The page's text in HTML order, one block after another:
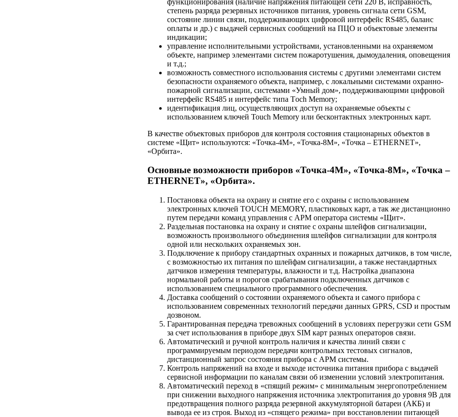
степень разряда резервных источников питания, уровень сигнала сети GSM,
состояние линии связи, поддерживающих цифровой интерфейс RS485, баланс
оплаты и др.) с выдачей сервисных сообщений на ПЦО и объектовые элементы
индикации;
управление исполнительными устройствами, установленными на охраняемом
объекте, например элементами систем пожаротушения, дымоудаления, оповещения
и т.д.;
возможность совместного использования системы с другими элементами систем
безопасности охраняемого объекта, например, с локальными системами охранно-
пожарной сигнализации, системами «Умный дом», поддерживающими цифровой
интерфейс RS485 и интерфейс типа Тoch Мemory;
идентификация лиц, осуществляющих доступ на охраняемые объекты с
использованием ключей Touch Memory или бесконтактных электронных карт.
В качестве объектовых приборов для контроля состояния стационарных объектов в
системе «Щит» используются: «Точка-4М», «Точка-8М», «Точка – ETHERNET»,
«Орбита».
Основные возможности приборов «Точка-4М», «Точка-8М», «Точка –
ETHERNET», «Орбита».
Постановка объекта на охрану и снятие его с охраны с использованием
электронных ключей TOUCH MEMORY, пластиковых карт, а так же дистанционно
путем передачи команд управления с АРМ оператора системы «Щит».
Раздельная постановка на охрану и снятие с охраны шлейфов сигнализации,
возможность произвольного объединения шлейфов сигнализации для контроля
одной или нескольких охраняемых зон.
Подключение к прибору стандартных охранных и пожарных датчиков, в том числе,
с возможностью их питания по шлейфам сигнализации, а также нестандартных
датчиков измерения температуры, влажности и т.д. Настройка диапазона
нормальной работы и порогов срабатывания подключенных датчиков с
использованием специального программного обеспечения.
Доставка сообщений о состоянии охраняемого объекта и самого прибора с
использованием современных технологий передачи данных GPRS, CSD и простым
дозвоном.
Гарантированная передача тревожных сообщений в условиях перегрузки сети GSM
за счет использования в приборе двух SIM карт разных операторов связи.
Автоматический и ручной контроль наличия и качества линий связи с
программируемым периодом передачи контрольных тестовых сигналов,
дистанционный запрос состояния прибора с АРМ системы.
Контроль напряжений на входе и выходе источника питания прибора с выдачей
сервисной информации по каналам связи об изменении условий электропитания.
Автоматический переход в «спящий режим» с минимальным энергопотреблением
при снижении выходного напряжения источника электропитания до уровня 9В для
предотвращения полного разряда резервной аккумуляторной батареи (АКБ) и
вывода ее из строя. Выход из «спящего режима» при восстановлении питающей